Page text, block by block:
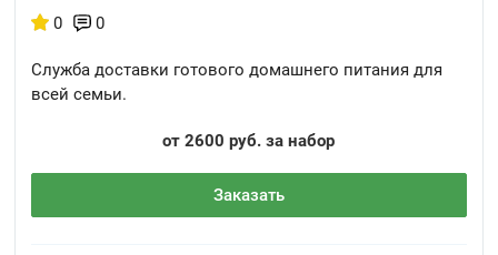
0 0
Служба доставки готового домашнего питания для
всей семьи.
от 2600 руб. за набор
Заказать